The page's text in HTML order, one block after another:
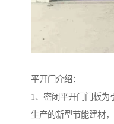
平开门介绍：
1、密闭平开门门板为
生产的新型节能建材